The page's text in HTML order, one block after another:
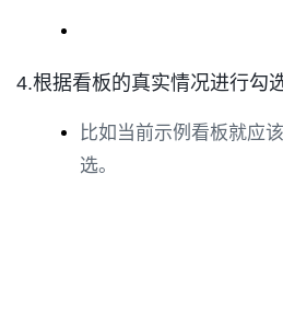
4.根据看板的真实情况进行勾
比如当前示例看板就应
选。